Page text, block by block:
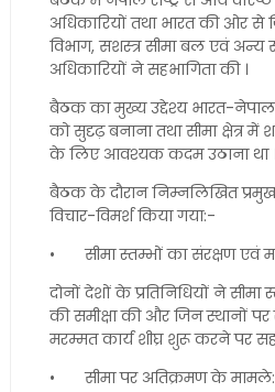
अधिकारियों तथा भारत की ओर से
विभाग, सशस्त्र सीमा बल एवं अन्य
अधिकारियों ने सहभागिता की ।
बैठक का मुख्य उद्देश्य भारत-
को सुदृढ़ बनाना तथा सीमा क्षेत्र में
के लिए आवश्यक कदम उठाना था ।
बैठक के दौरान निम्नलिखित प्रमुख
विचार-विमर्श किया गया:-
•
सीमा स्तम्भों का संरक्षण एवं
दोनों देशों के प्रतिनिधियों ने सीमा
की समीक्षा की और जिन स्थानों पर
मरम्मत कार्य शीघ्र शुरू करने पर
•
सीमा पर अतिक्रमण के मामले: